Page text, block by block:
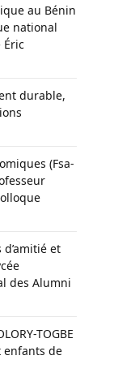
au Bénin
national
Éric
durable,
(Fsa-
et
des Alumni
TOGBE
de